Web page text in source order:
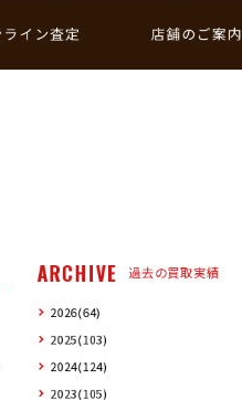
ライン査定 店舗のご案内
ARCHIVE 過去の買取実績
2026(64)
2025(103)
2024(124)
2023(105)